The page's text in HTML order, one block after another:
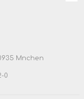
Mnchen
0